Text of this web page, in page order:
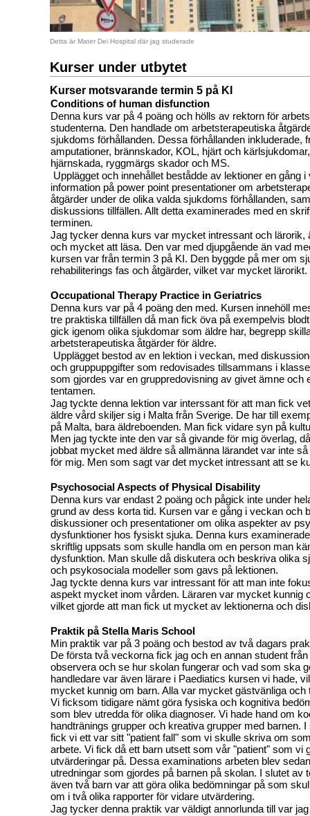
Detta är Mater Dei Hospital där jag studerade
Kurser under utbytet
Kurser motsvarande termin 5 på KI
Conditions of human disfunction
Denna kurs var på 4 poäng och hölls av rektorn för
studenterna. Den handlade om arbetsterapeutiska
sjukdoms förhållanden. Dessa förhållanden inkluderade,
amputationer, brännskador, KOL, hjärt och
hjärnskada, ryggmärgs skador och MS.
Upplägget och innehållet bestådde av lektioner en gång
information på power point presentationer om
åtgärder under de olika valda sjukdoms förhållanden,
diskussions tillfällen. Allt detta examinerades med en
terminen.
Jag tycker denna kurs var mycket intressant och lärorik,
och mycket att läsa. Den var med djupgående än vad
kursen var från termin 3 på KI. Den byggde på mer om
rehabiliterings fas och åtgärder, vilket var mycket lärorikt.
Occupational Therapy Practice in Geriatrics
Denna kurs var på 4 poäng den med. Kursen innehöll
tre praktiska tillfällen då man fick öva på exempelvis
gick igenom olika sjukdomar som äldre har, begrepp
arbetsterapeutiska åtgärder för äldre.
Upplägget bestod av en lektion i veckan, med
och gruppuppgifter som redovisades tillsammans i
som gjordes var en gruppredovisning av givet ämne och
tentamen.
Jag tyckte denna lektion var interssant för att man fick
äldre vård skiljer sig i Malta från Sverige. De har till
på Malta, bara äldreboenden. Man fick vidare syn på
Men jag tyckte inte den var så givande för mig överlag,
jobbat mycket med äldre så allmänna lärandet var inte
för mig. Men som sagt var det mycket intressant att se
Psychosocial Aspects of Physical Disability
Denna kurs var endast 2 poäng och pågick inte under
grund av dess korta tid. Kursen var e gång i veckan och
diskussioner och presentationer om olika aspekter av
dysfunktioner hos fysiskt sjuka. Denna kurs
skriftlig uppsats som skulle handla om en person man
dysfunktion. Man skulle då diskutera och beskriva olika
och psykosociala modeller som gavs på lektionen.
Jag tyckte denna kurs var intressant för att man inte
aspekt mycket inom vården. Läraren var mycket kunnig
vilket gjorde att man fick ut mycket av lektionerna och
Praktik på Stella Maris School
Min praktik var på 3 poäng och bestod av två dagars
De första två veckorna fick jag och en annan student
observera och se hur skolan fungerar och vad som ska
handledare var även lärare i Paediatics kursen vi hade,
mycket kunnig om barn. Alla var mycket gästvänliga och
Vi ficksom tidigare nämt göra fysiska och kognitiva
som blev utredda för olika diagnoser. Vi hade hand om
handtränings grupper och kreativa grupper med barnen.
fick vi ett var sitt "patient fall" som vi skulle skriva om
arbete. Vi fick då ett barn utsett som vår "patient" som vi
utvärderingar på. Dessa examinations arbeten blev
utredningar som gjordes på barnen på skolan. I slutet av
även två barn var att göra olika bedömningar på som
om i två olika rapporter för vidare utvärdering.
Jag tycker denna praktik var väldigt annorlunda till var